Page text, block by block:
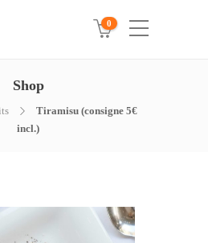
0
Shop
Tiramisu (consigne 5€
incl.)